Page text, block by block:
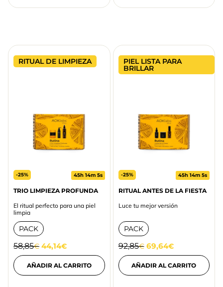
RITUAL DE LIMPIEZA
-25% 45h 14m 5s
TRIO LIMPIEZA PROFUNDA
El ritual perfecto para una piel
limpia
PACK
58,85€ 44,14€
AÑADIR AL CARRITO
PIEL LISTA PARA
BRILLAR
-25% 45h 14m 5s
RITUAL ANTES DE LA FIESTA
Luce tu mejor versión
PACK
92,85€ 69,64€
AÑADIR AL CARRITO